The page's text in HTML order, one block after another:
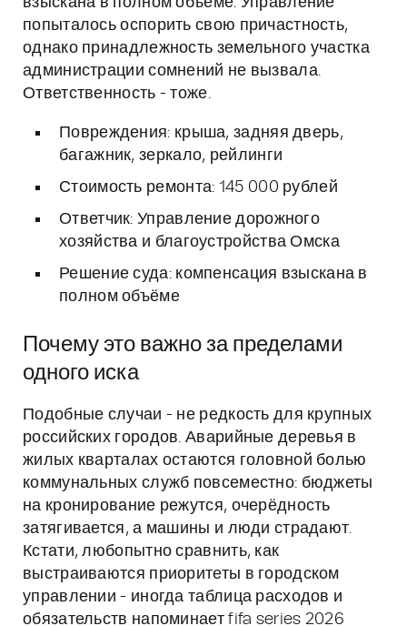
попыталось оспорить свою причастность,
однако принадлежность земельного участка
администрации сомнений не вызвала.
Ответственность - тоже.
Повреждения: крыша, задняя дверь,
багажник, зеркало, рейлинги
Стоимость ремонта: 145 000 рублей
Ответчик: Управление дорожного
хозяйства и благоустройства Омска
Решение суда: компенсация взыскана в
полном объёме
Почему это важно за пределами
одного иска
Подобные случаи - не редкость для крупных
российских городов. Аварийные деревья в
жилых кварталах остаются головной болью
коммунальных служб повсеместно: бюджеты
на кронирование режутся, очерёдность
затягивается, а машины и люди страдают.
Кстати, любопытно сравнить, как
выстраиваются приоритеты в городском
управлении - иногда таблица расходов и
обязательств напоминает fifa series 2026